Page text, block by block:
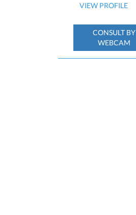
VIEW PROFILE
CONSULT BY
WEBCAM